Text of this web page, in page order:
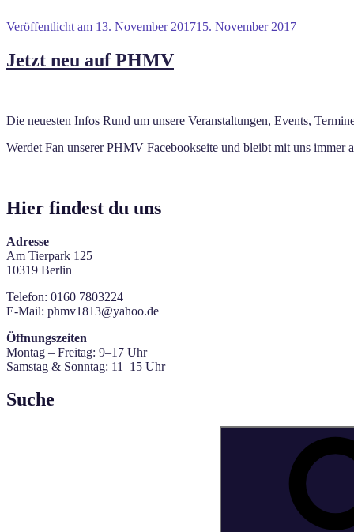
Veröffentlicht am 13. November 201715. November 2017
Jetzt neu auf PHMV
Die neuesten Infos Rund um unsere Veranstaltungen, Events,
Werdet Fan unserer PHMV Facebookseite und bleibt mit uns
Hier findest du uns
Adresse
Am Tierpark 125
10319 Berlin
Telefon: 0160 7803224
E-Mail: phmv1813@yahoo.de
Öffnungszeiten
Montag – Freitag: 9–17 Uhr
Samstag & Sonntag: 11–15 Uhr
Suche